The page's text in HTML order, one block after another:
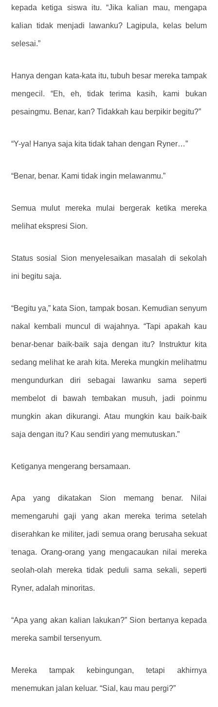
kepada ketiga siswa itu. “Jika kalian mau, mengapa
kalian tidak menjadi lawanku? Lagipula, kelas belum
selesai.”
Hanya dengan kata-kata itu, tubuh besar mereka tampak
mengecil. “Eh, eh, tidak terima kasih, kami bukan
pesaingmu. Benar, kan? Tidakkah kau berpikir begitu?”
“Y-ya! Hanya saja kita tidak tahan dengan Ryner…”
“Benar, benar. Kami tidak ingin melawanmu.”
Semua mulut mereka mulai bergerak ketika mereka
melihat ekspresi Sion.
Status sosial Sion menyelesaikan masalah di sekolah
ini begitu saja.
“Begitu ya,” kata Sion, tampak bosan. Kemudian senyum
nakal kembali muncul di wajahnya. “Tapi apakah kau
benar-benar baik-baik saja dengan itu? Instruktur kita
sedang melihat ke arah kita. Mereka mungkin melihatmu
mengundurkan diri sebagai lawanku sama seperti
membelot di bawah tembakan musuh, jadi poinmu
mungkin akan dikurangi. Atau mungkin kau baik-baik
saja dengan itu? Kau sendiri yang memutuskan.”
Ketiganya mengerang bersamaan.
Apa yang dikatakan Sion memang benar. Nilai
memengaruhi gaji yang akan mereka terima setelah
diserahkan ke militer, jadi semua orang berusaha sekuat
tenaga. Orang-orang yang mengacaukan nilai mereka
seolah-olah mereka tidak peduli sama sekali, seperti
Ryner, adalah minoritas.
“Apa yang akan kalian lakukan?” Sion bertanya kepada
mereka sambil tersenyum.
Mereka tampak kebingungan, tetapi akhirnya
menemukan jalan keluar. “Sial, kau mau pergi?”